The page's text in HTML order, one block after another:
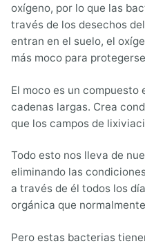
oxígeno, por lo que las
través de los desechos
entran en el suelo, el
más moco para
El moco es un
cadenas largas. Crea
que los campos de
Todo esto nos lleva de
eliminando las
a través de él todos los
orgánica que
Pero estas bacterias